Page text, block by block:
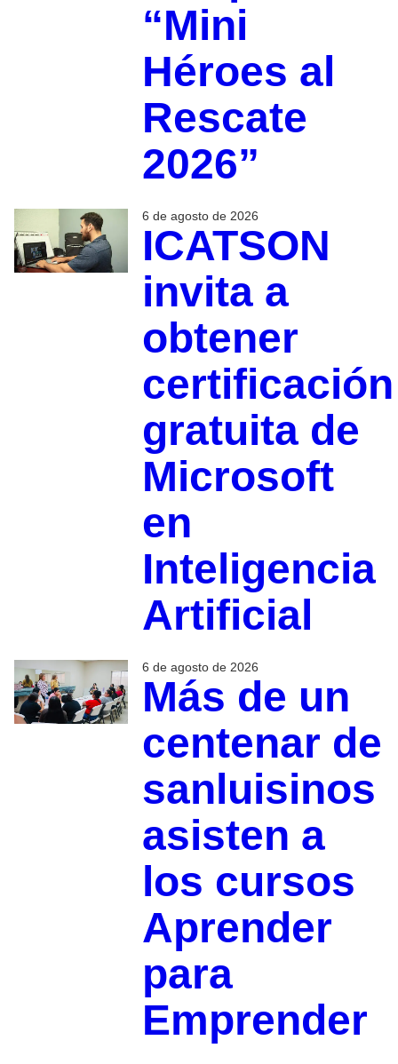
“Mini
Héroes al
Rescate
2026”
6 de agosto de 2026
ICATSON
invita a
obtener
certificación
gratuita de
Microsoft
en
Inteligencia
Artificial
6 de agosto de 2026
Más de un
centenar de
sanluisinos
asisten a
los cursos
Aprender
para
Emprender